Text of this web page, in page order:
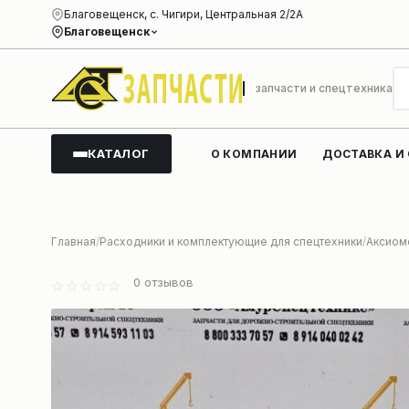
Благовещенск
Благовещенск, с. Чигири, Центральная 2/2А
запчасти и спецтехника
КАТАЛОГ О КОМПАНИИ ДОСТАВКА И
Главная Расходники и комплектующие для спецтехники
0 отзывов